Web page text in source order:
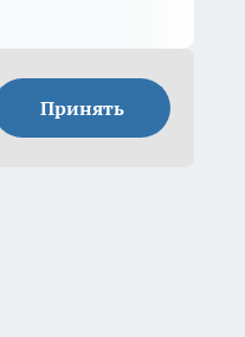
Принять